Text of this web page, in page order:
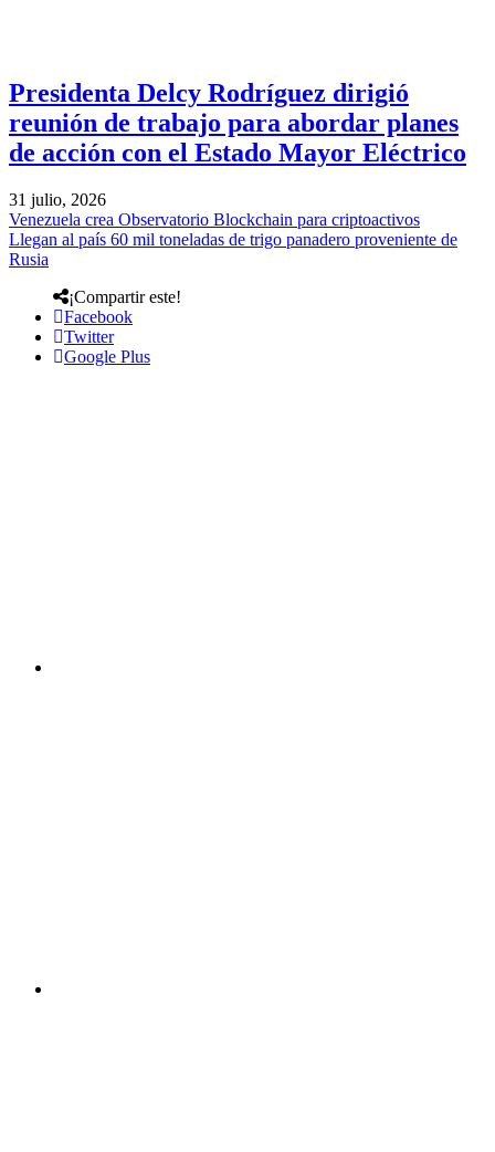
Presidenta Delcy Rodríguez dirigió
reunión de trabajo para abordar planes
de acción con el Estado Mayor Eléctrico
31 julio, 2026
Venezuela crea Observatorio Blockchain para criptoactivos
Llegan al país 60 mil toneladas de trigo panadero proveniente de
Rusia
¡Compartir este!
Facebook
Twitter
Google Plus